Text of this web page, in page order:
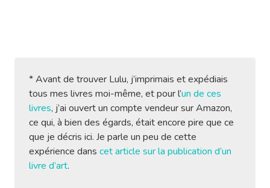
* Avant de trouver Lulu, j’imprimais et expédiais
tous mes livres moi-même, et pour l’un de ces
livres, j’ai ouvert un compte vendeur sur Amazon,
ce qui, à bien des égards, était encore pire que ce
que je décris ici. Je parle un peu de cette
expérience dans cet article sur la publication d’un
livre d’art.